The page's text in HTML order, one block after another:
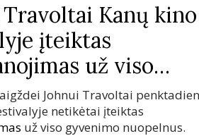
Kanų kino
įteiktas
už viso
nuopelnus
Johnui Travoltai
netikėtai įteiktas
už viso gyvenimo nuopelnus.